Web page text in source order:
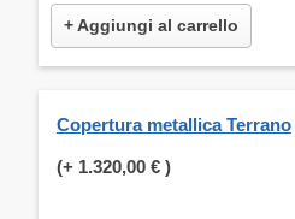
+ Aggiungi al carrello
Copertura metallica Terrano
(+ 1.320,00 € )